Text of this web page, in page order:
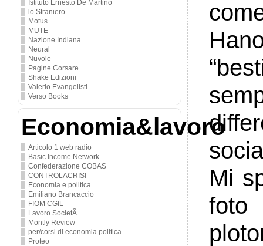
Istituto Ernesto De Martino
lo Straniero
Motus
MUTE
Nazione Indiana
Neural
Nuvole
Pagine Corsare
Shake Edizioni
Valerio Evangelisti
Verso Books
Economia&lavoro
Articolo 1 web radio
Basic Income Network
Confederazione COBAS
CONTROLACRISI
Economia e politica
Emiliano Brancaccio
FIOM CGIL
Lavoro SocietÃ
Montly Review
per/corsi di economia politica
Proteo
Mi
foto